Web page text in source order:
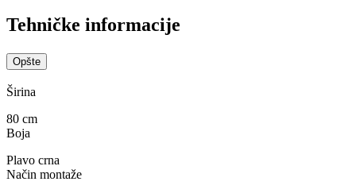
Tehničke informacije
Opšte
Širina
80 cm
Boja
Plavo crna
Način montaže